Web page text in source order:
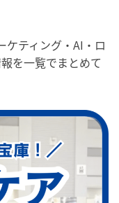
ケティング・AI・ロ
を一覧でまとめて